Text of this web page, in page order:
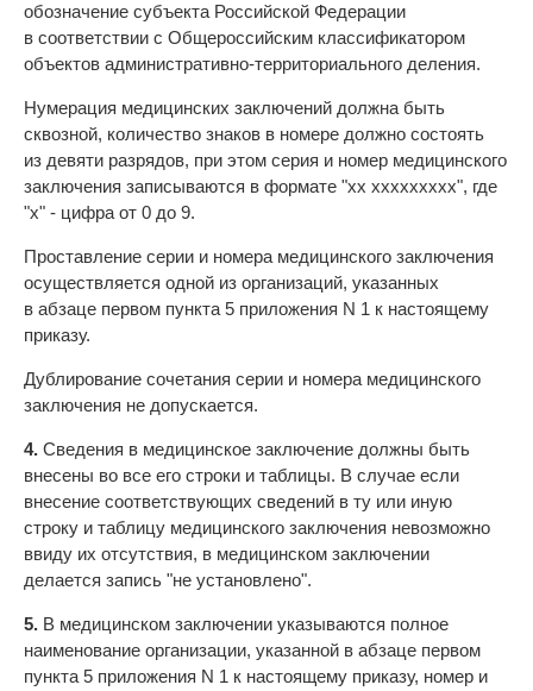
обозначение субъекта Российской Федерации
в соответствии с Общероссийским классификатором
объектов административно-территориального деления.
Нумерация медицинских заключений должна быть
сквозной, количество знаков в номере должно состоять
из девяти разрядов, при этом серия и номер медицинского
заключения записываются в формате "xx xxxxxxxxx", где
"x" - цифра от 0 до 9.
Проставление серии и номера медицинского заключения
осуществляется одной из организаций, указанных
в абзаце первом пункта 5 приложения N 1 к настоящему
приказу.
Дублирование сочетания серии и номера медицинского
заключения не допускается.
4. Сведения в медицинское заключение должны быть
внесены во все его строки и таблицы. В случае если
внесение соответствующих сведений в ту или иную
строку и таблицу медицинского заключения невозможно
ввиду их отсутствия, в медицинском заключении
делается запись "не установлено".
5. В медицинском заключении указываются полное
наименование организации, указанной в абзаце первом
пункта 5 приложения N 1 к настоящему приказу, номер и